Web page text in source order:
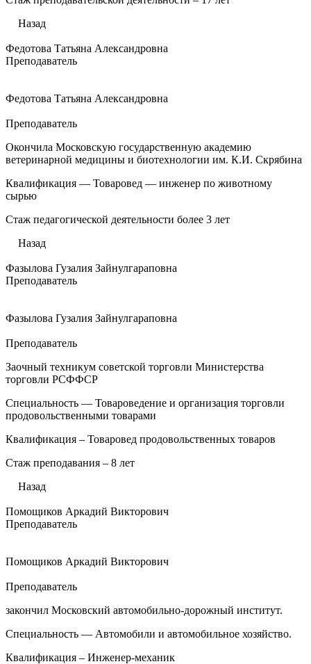
Назад
Федотова Татьяна Александровна
Преподаватель
Федотова Татьяна Александровна
Преподаватель
Окончила Московскую государственную академию
ветеринарной медицины и биотехнологии им. К.И. Скрябина
Квалификация — Товаровед — инженер по животному
сырью
Стаж педагогической деятельности более 3 лет
Назад
Фазылова Гузалия Зайнулгараповна
Преподаватель
Фазылова Гузалия Зайнулгараповна
Преподаватель
Заочный техникум советской торговли Министерства
торговли РСФФСР
Специальность — Товароведение и организация торговли
продовольственными товарами
Квалификация – Товаровед продовольственных товаров
Стаж преподавания – 8 лет
Назад
Помощиков Аркадий Викторович
Преподаватель
Помощиков Аркадий Викторович
Преподаватель
закончил Московский автомобильно-дорожный институт.
Специальность — Автомобили и автомобильное хозяйство.
Квалификация – Инженер-механик